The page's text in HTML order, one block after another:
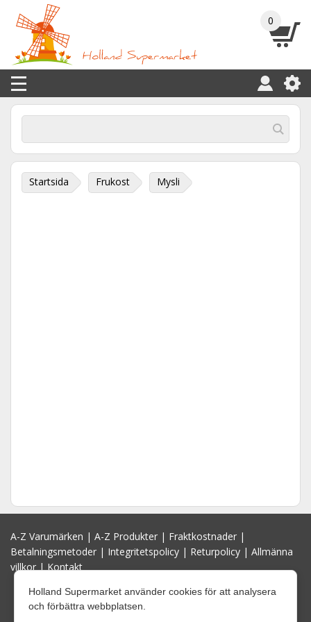
0
Startsida Frukost Mysli
A-Z Varumärken | A-Z Produkter | Fraktkostnader |
Betalningsmetoder | Integritetspolicy | Returpolicy | Allmänna
villkor|Kontakt
Holland Supermarket använder cookies för att analysera
och förbättra webbplatsen.